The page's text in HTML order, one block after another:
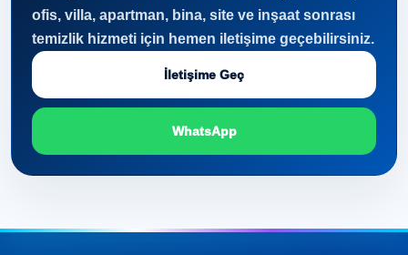
ofis, villa, apartman, bina, site ve inşaat sonrası
temizlik hizmeti için hemen iletişime geçebilirsiniz.
İletişime Geç
WhatsApp